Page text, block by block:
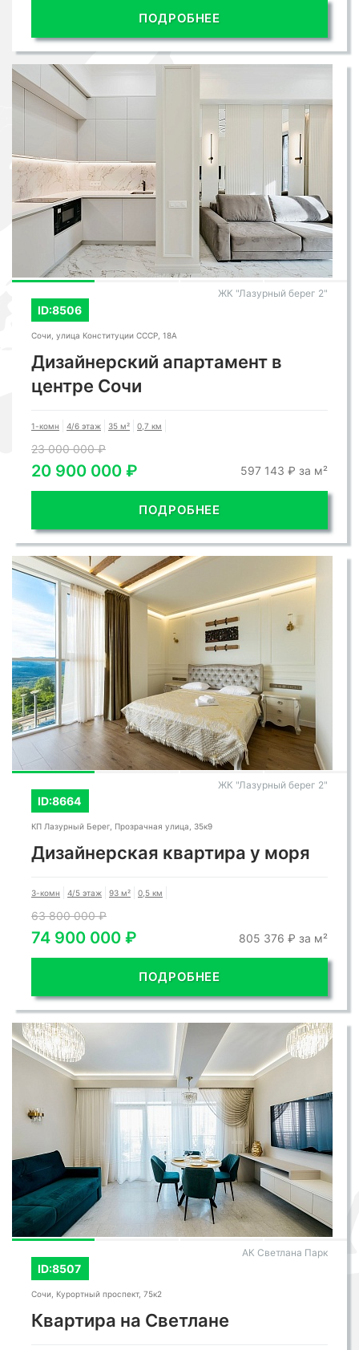
ПОДРОБНЕЕ
ID:8506
ЖК "Лазурный берег 2"
Сочи, улица Конституции СССР, 18А
Дизайнерский апартамент в
центре Сочи
1-комн 4/6 этаж 35 м² 0,7 км
23 000 000 ₽
20 900 000 ₽ 597 143 ₽ за м²
ПОДРОБНЕЕ
ID:8664
ЖК "Лазурный берег 2"
КП Лазурный Берег, Прозрачная улица, 35к9
Дизайнерская квартира у моря
3-комн 4/5 этаж 93 м² 0,5 км
63 800 000 ₽
74 900 000 ₽ 805 376 ₽ за м²
ПОДРОБНЕЕ
ID:8507
АК Светлана Парк
Сочи, Курортный проспект, 75к2
Квартира на Светлане